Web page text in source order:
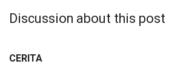
Discussion about this post
CERITA